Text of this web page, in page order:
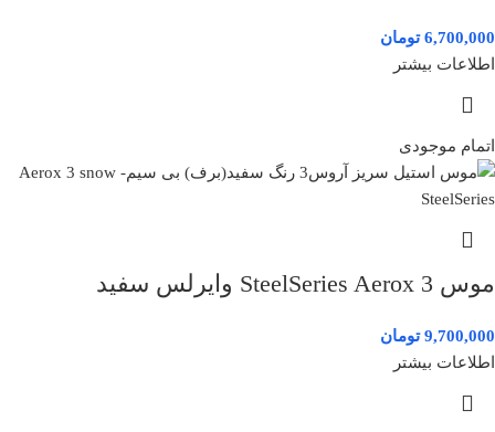
6,700,000 تومان
اطلاعات بیشتر
اتمام موجودی
موس SteelSeries Aerox 3 وایرلس سفید
9,700,000 تومان
اطلاعات بیشتر